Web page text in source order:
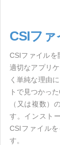
CSIファ
CSIファイルを
適切なアプリ
く単純な理由
トで見つかっ
（又は複数）
す。インスト
CSIファイル
す。